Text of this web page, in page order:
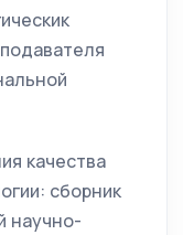
качества
сборник
научно-